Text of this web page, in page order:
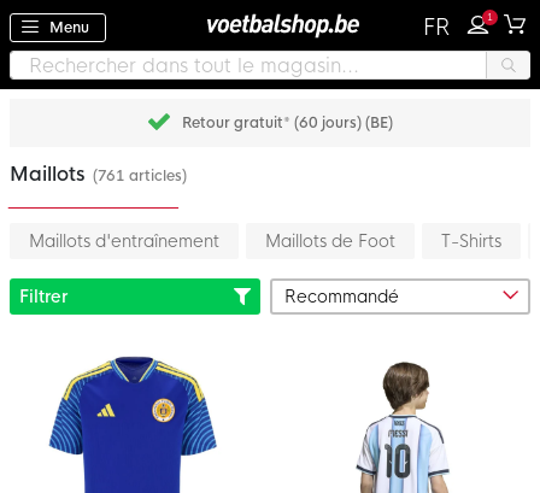
Menu FR 1
Retour gratuit* (60 jours) (BE)
Maillots (761 articles)
Maillots d'entraînement Maillots de Foot T-Shirts
Filtrer